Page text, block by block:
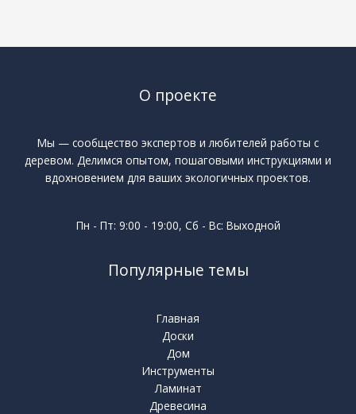
О проекте
Мы — сообщество экспертов и любителей работы с
деревом. Делимся опытом, пошаговыми инструкциями и
вдохновением для ваших экологичных проектов.
Пн - Пт: 9:00 - 19:00, Сб - Вс: Выходной
Популярные темы
Главная
Доски
Дом
Инструменты
Ламинат
Древесина